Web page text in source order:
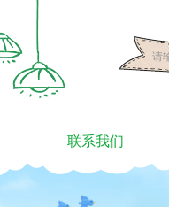
联系我们